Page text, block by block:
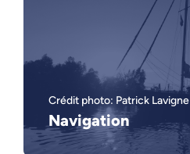
Crédit photo: Patrick Lavigne
Navigation